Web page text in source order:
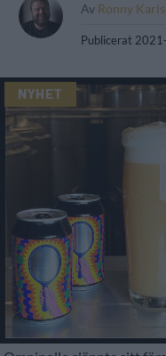
Av Ronny
Publicerat
NYHET